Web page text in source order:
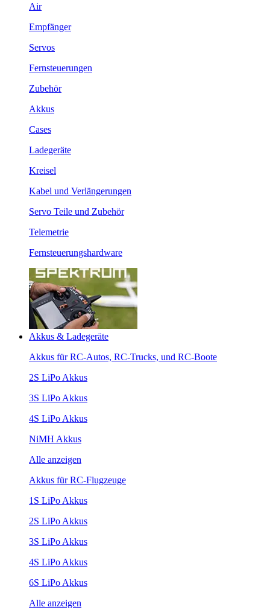
Air
Empfänger
Servos
Fernsteuerungen
Zubehör
Akkus
Cases
Ladegeräte
Kreisel
Kabel und Verlängerungen
Servo Teile und Zubehör
Telemetrie
Fernsteuerungshardware
Akkus & Ladegeräte
Akkus für RC-Autos, RC-Trucks, und RC-Boote
2S LiPo Akkus
3S LiPo Akkus
4S LiPo Akkus
NiMH Akkus
Alle anzeigen
Akkus für RC-Flugzeuge
1S LiPo Akkus
2S LiPo Akkus
3S LiPo Akkus
4S LiPo Akkus
6S LiPo Akkus
Alle anzeigen